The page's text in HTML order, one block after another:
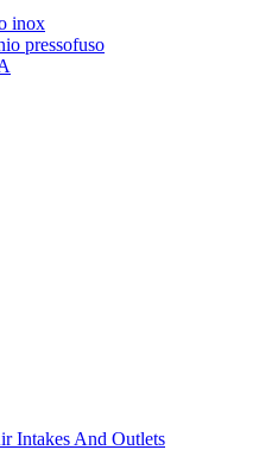
inox
pressofuso
Intakes And Outlets